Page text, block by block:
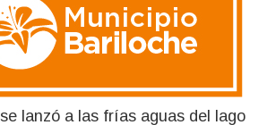
al Nahuel
y cumplió
lanzó a las frías aguas del lago